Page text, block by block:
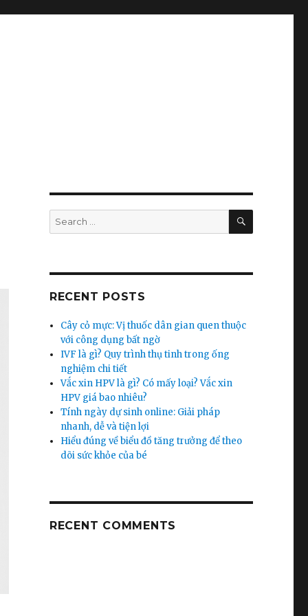
Search
for:
SEARCH
RECENT POSTS
Cây cỏ mực: Vị thuốc dân gian quen thuộc
với công dụng bất ngờ
IVF là gì? Quy trình thụ tinh trong ống
nghiệm chi tiết
Vắc xin HPV là gì? Có mấy loại? Vắc xin
HPV giá bao nhiêu?
Tính ngày dự sinh online: Giải pháp
nhanh, dễ và tiện lợi
Hiểu đúng về biểu đồ tăng trưởng để theo
dõi sức khỏe của bé
RECENT COMMENTS